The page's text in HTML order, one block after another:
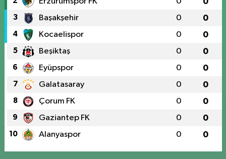
3 Başakşehir 0 0
4 Kocaelispor 0 0
5 Beşiktaş 0 0
6 Eyüpspor 0 0
7 Galatasaray 0 0
8 Çorum FK 0 0
9 Gaziantep FK 0 0
10 Alanyaspor 0 0